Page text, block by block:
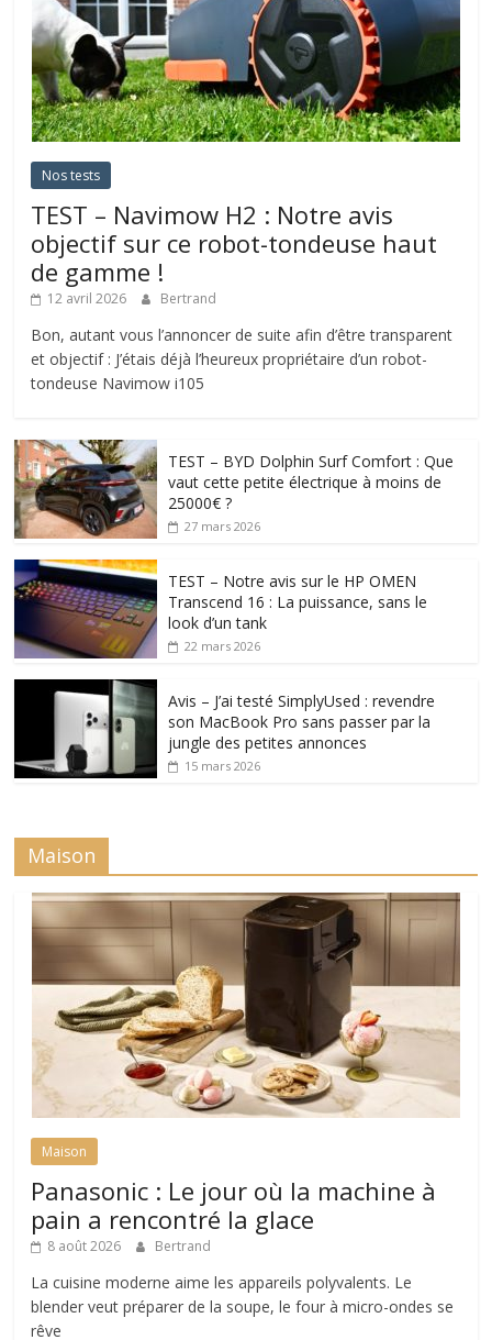
Nos tests
TEST – Navimow H2 : Notre avis
objectif sur ce robot-tondeuse haut
de gamme !
12 avril 2026 Bertrand
Bon, autant vous l’annoncer de suite afin d’être transparent
et objectif : J’étais déjà l’heureux propriétaire d’un robot-
tondeuse Navimow i105
TEST – BYD Dolphin Surf Comfort : Que
vaut cette petite électrique à moins de
25000€ ?
27 mars 2026
TEST – Notre avis sur le HP OMEN
Transcend 16 : La puissance, sans le
look d’un tank
22 mars 2026
Avis – J’ai testé SimplyUsed : revendre
son MacBook Pro sans passer par la
jungle des petites annonces
15 mars 2026
Maison
Maison
Panasonic : Le jour où la machine à
pain a rencontré la glace
8 août 2026 Bertrand
La cuisine moderne aime les appareils polyvalents. Le
blender veut préparer de la soupe, le four à micro-ondes se
rêve